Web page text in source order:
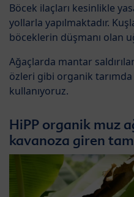
Böcek ilaçları kesinlikle
yollarla yapılmaktadır.
böceklerin düşmanı olan
Ağaçlarda mantar
özleri gibi organik
kullanıyoruz.
HiPP organik muz
kavanoza giren